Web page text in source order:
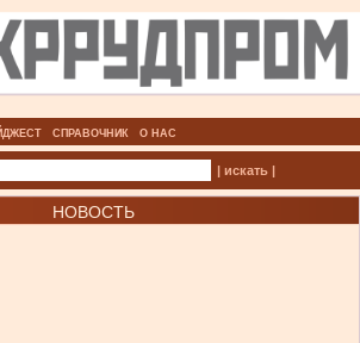
СПРАВОЧНИК О НАС
| искать |
НОВОСТЬ